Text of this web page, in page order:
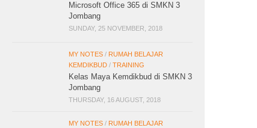
Microsoft Office 365 di SMKN 3
Jombang
SUNDAY, 25 NOVEMBER, 2018
MY NOTES / RUMAH BELAJAR
KEMDIKBUD / TRAINING
Kelas Maya Kemdikbud di SMKN 3
Jombang
THURSDAY, 16 AUGUST, 2018
MY NOTES / RUMAH BELAJAR